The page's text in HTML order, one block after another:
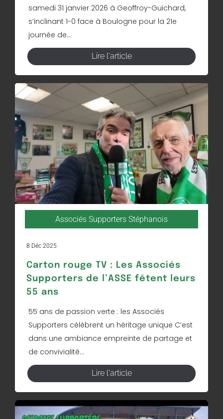
samedi 31 janvier 2026 à Geoffroy-Guichard,
s’inclinant 1-0 face à Boulogne pour la 21e
journée de...
Lire l'article
Associés Supporters Stéphanois
8 Déc 2025
Carton rouge TV : Les Associés
Supporters de l’ASSE fêtent leurs
55 ans
55 ans de passion verte : les Associés
Supporters célèbrent un héritage unique C’est
dans une ambiance empreinte de partage et
de convivialité...
Lire l'article